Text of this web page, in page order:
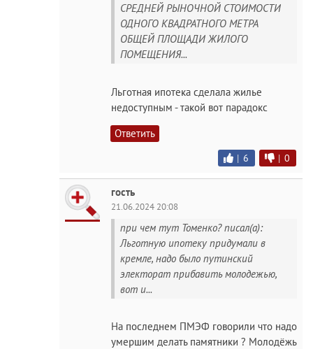
СРЕДНЕЙ РЫНОЧНОЙ СТОИМОСТИ
ОДНОГО КВАДРАТНОГО МЕТРА
ОБЩЕЙ ПЛОЩАДИ ЖИЛОГО
ПОМЕЩЕНИЯ...
Льготная ипотека сделала жилье
недоступным - такой вот парадокс
Ответить
| 6 | 0
гость
21.06.2024 20:08
при чем тут Томенко? писал(а):
Льготную ипотеку придумали в
кремле, надо было путинский
электорат прибавить молодежью,
вот и...
На последнем ПМЭФ говорили что надо
умершим делать памятники ? Молодёжь